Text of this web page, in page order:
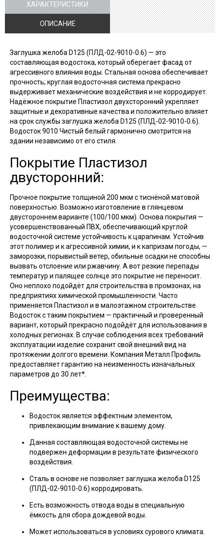
ХАРАКТЕРИСТИКИ
ОПИСАНИЕ
Заглушка желоба D125 (ПЛД-02-9010-0.6) — это
составляющая водостока, который оберегает фасад от
агрессивного влияния воды. Стальная основа обеспечивает
прочность; круглая водосточная система прекрасно
выдерживает механические воздействия и не корродирует.
Надёжное покрытие Пластизол двухсторонний укрепляет
защитные и декоративные качества и положительно влияет
на срок службы заглушка желоба D125 (ПЛД-02-9010-0.6).
Водосток 9010 Чистый белый гармонично смотрится на
здании независимо от его стиля.
Покрытие Пластизол
двусторонний:
Прочное покрытие толщиной 200 мкм с тиснёной матовой
поверхностью. Возможно изготовление в глянцевом
двустороннем варианте (100/100 мкм). Основа покрытия —
усовершенствованный ПВХ, обеспечивающий круглой
водосточной системе устойчивость к царапинам. Устойчив
этот полимер и к агрессивной химии, и к капризам погоды, —
заморозки, порывистый ветер, обильные осадки не способны
вызвать отслоение или ржавчину. А вот резкие перепады
температур и палящее солнце это покрытие не переносит.
Оно неплохо подойдёт для строительства в промзонах, на
предприятиях химической промышленности. Часто
применяется Пластизол и в малоэтажном строительстве.
Водосток с таким покрытием — практичный и проверенный
вариант, который прекрасно подойдёт для использования в
холодных регионах. В случае соблюдения всех требований
эксплуатации изделие сохранит свой внешний вид на
протяжении долгого времени. Компания Металл Профиль
предоставляет гарантию на неизменность изначальных
параметров до 30 лет*.
Преимущества:
Водосток является эффектным элементом,
привлекающим внимание к вашему дому.
Данная составляющая водосточной системы не
подвержен деформации в результате физического
воздействия.
Сталь в основе не позволяет заглушка желоба D125
(ПЛД-02-9010-0.6) корродировать.
Есть возможность отвода воды в специальную
ёмкость для сбора дождевой воды.
Может использоваться в условиях сурового климата.